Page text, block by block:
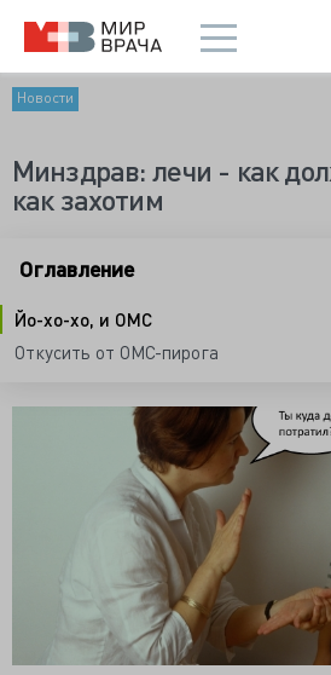
Новости
Минздрав: лечи - как
как захотим
Оглавление
Йо-хо-хо, и ОМС
Откусить от ОМС-пирога